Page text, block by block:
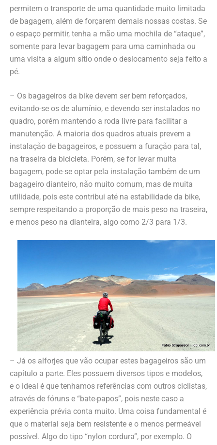
permitem o transporte de uma quantidade muito limitada
de bagagem, além de forçarem demais nossas costas. Se
o espaço permitir, tenha a mão uma mochila de “ataque”,
somente para levar bagagem para uma caminhada ou
uma visita a algum sítio onde o deslocamento seja feito a
pé.
– Os bagageiros da bike devem ser bem reforçados,
evitando-se os de alumínio, e devendo ser instalados no
quadro, porém mantendo a roda livre para facilitar a
manutenção. A maioria dos quadros atuais prevem a
instalação de bagageiros, e possuem a furação para tal,
na traseira da bicicleta. Porém, se for levar muita
bagagem, pode-se optar pela instalação também de um
bagageiro dianteiro, não muito comum, mas de muita
utilidade, pois este contribui até na estabilidade da bike,
sempre respeitando a proporção de mais peso na traseira,
e menos peso na dianteira, algo como 2/3 para 1/3.
– Já os alforjes que vão ocupar estes bagageiros são um
capítulo a parte. Eles possuem diversos tipos e modelos,
e o ideal é que tenhamos referências com outros ciclistas,
através de fóruns e “bate-papos”, pois neste caso a
experiência prévia conta muito. Uma coisa fundamental é
que o material seja bem resistente e o menos permeável
possível. Algo do tipo “nylon cordura”, por exemplo. O